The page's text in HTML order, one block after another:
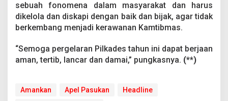
sebuah fonomena dalam masyarakat dan harus
dikelola dan diskapi dengan baik dan bijak, agar tidak
berkembang menjadi kerawanan Kamtibmas.
“Semoga pergelaran Pilkades tahun ini dapat berjaan
aman, tertib, lancar dan damai,” pungkasnya. (**)
Amankan Apel Pasukan
Headline